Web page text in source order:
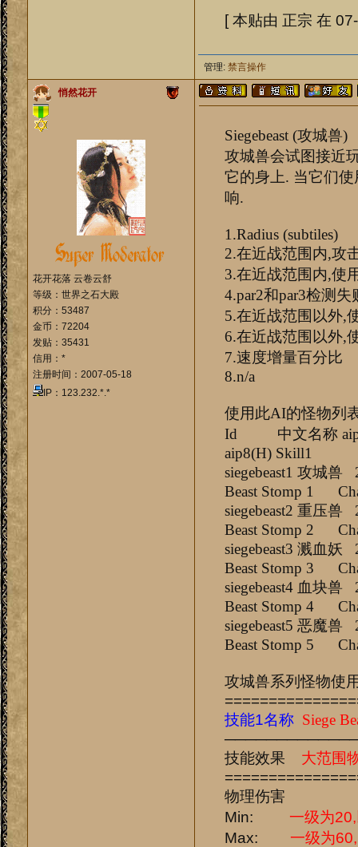
[ 本贴由 正宗 在
管理: 禁言操作
悄然花开
花开花落 云卷云舒
等级：世界之石大殿
积分：53487
金币：72204
发贴：35431
信用：*
注册时间：2007-05-18
IP：123.232.*.*
Siegebeast (攻城兽)
攻城兽会试图接近
它的身上. 当它们
响.
1.Radius (subtiles)
2.在近战范围内,攻
3.在近战范围内,使
4.par2和par3检测
5.在近战范围以外,
6.在近战范围以外,
7.速度增量百分比
8.n/a
使用此AI的怪物列
Id 中文名称
aip8(H) Skill1
siegebeast1
Beast Stomp 1
siegebeast2
Beast Stomp 2
siegebeast3
Beast Stomp 3
siegebeast4
Beast Stomp 4
siegebeast5
Beast Stomp 5
攻城兽系列怪物使
技能1名称 Siege
技能效果 大范围
物理伤害
Min: 一级为
Max: 一级为